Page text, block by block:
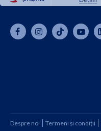
Despre noi Termeni și condiții